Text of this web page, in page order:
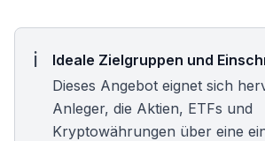
Ideale Zielgruppen und
Dieses Angebot eignet sich
Anleger, die Aktien, ETFs und
Kryptowährungen über eine